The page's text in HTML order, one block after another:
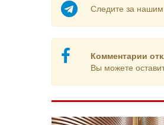
Следите за нашим
Комментарии
Вы можете